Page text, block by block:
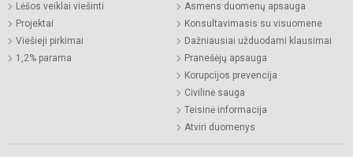
Lėšos veiklai viešinti
Projektai
Viešieji pirkimai
1,2% parama
Asmens duomenų apsauga
Konsultavimasis su visuomene
Dažniausiai užduodami klausimai
Pranešėjų apsauga
Korupcijos prevencija
Civilinė sauga
Teisinė informacija
Atviri duomenys